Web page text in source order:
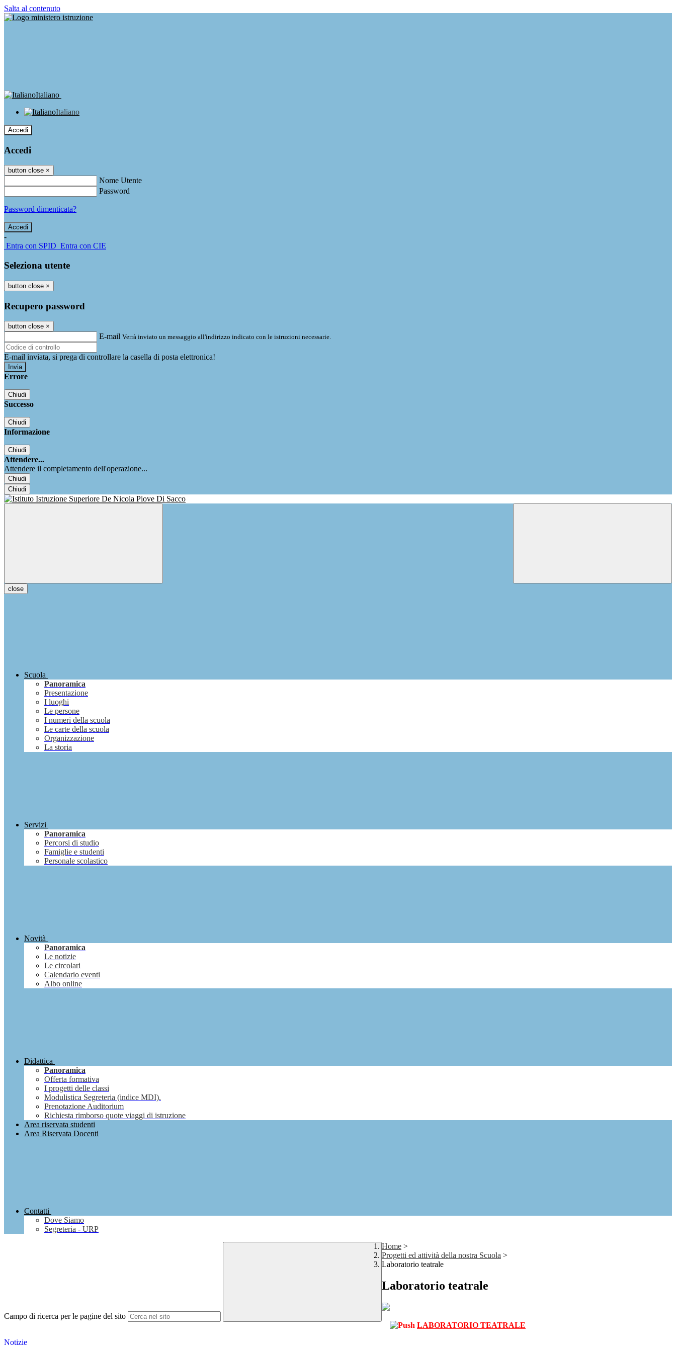
Salta al contenuto
Italiano
Italiano
Accedi
Accedi
button close ×
Nome Utente
Password
Password dimenticata?
-
Entra con SPID Entra con CIE
Seleziona utente
button close ×
Recupero password
button close ×
E-mail Verrà inviato un messaggio all'indirizzo indicato con le istruzioni necessarie.
E-mail inviata, si prega di controllare la casella di posta elettronica!
Errore
Chiudi
Successo
Chiudi
Informazione
Chiudi
Attendere...
Attendere il completamento dell'operazione...
Chiudi
Chiudi
close
Scuola
Panoramica
Presentazione
I luoghi
Le persone
I numeri della scuola
Le carte della scuola
Organizzazione
La storia
Servizi
Panoramica
Percorsi di studio
Famiglie e studenti
Personale scolastico
Novità
Panoramica
Le notizie
Le circolari
Calendario eventi
Albo online
Didattica
Panoramica
Offerta formativa
I progetti delle classi
Modulistica Segreteria (indice MDI).
Prenotazione Auditorium
Richiesta rimborso quote viaggi di istruzione
Area riservata studenti
Area Riservata Docenti
Contatti
Dove Siamo
Segreteria - URP
Campo di ricerca per le pagine del sito
Home >
Progetti ed attività della nostra Scuola >
Laboratorio teatrale
Laboratorio teatrale
LABORATORIO TEATRALE
Notizie